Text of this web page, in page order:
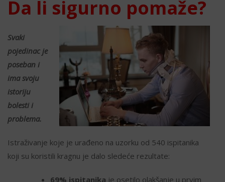
Da li sigurno pomaže?
Svaki
pojedinac je
poseban i
ima svoju
istoriju
bolesti i
problema.
Istraživanje koje je urađeno na uzorku od 540 ispitanika
koji su koristili kragnu je dalo sledeće rezultate:
69% ispitanika je osetilo olakšanje u prvim